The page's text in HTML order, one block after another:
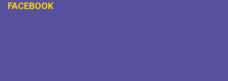
FACEBOOK